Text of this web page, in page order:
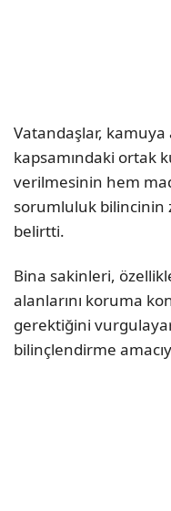
Vatandaşlar,
kapsamındaki ortak
verilmesinin hem
sorumluluk bilincinin
belirtti.
Bina sakinleri,
alanlarını koruma
gerektiğini
bilinçlendirme